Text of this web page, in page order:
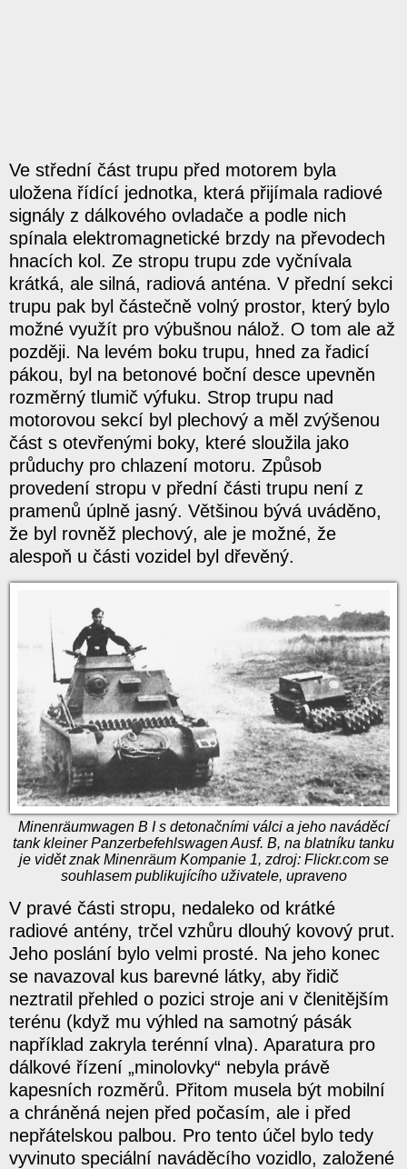
Ve střední část trupu před motorem byla
uložena řídící jednotka, která přijímala radiové
signály z dálkového ovladače a podle nich
spínala elektromagnetické brzdy na převodech
hnacích kol. Ze stropu trupu zde vyčnívala
krátká, ale silná, radiová anténa. V přední sekci
trupu pak byl částečně volný prostor, který bylo
možné využít pro výbušnou nálož. O tom ale až
později. Na levém boku trupu, hned za řadicí
pákou, byl na betonové boční desce upevněn
rozměrný tlumič výfuku. Strop trupu nad
motorovou sekcí byl plechový a měl zvýšenou
část s otevřenými boky, které sloužila jako
průduchy pro chlazení motoru. Způsob
provedení stropu v přední části trupu není z
pramenů úplně jasný. Většinou bývá uváděno,
že byl rovněž plechový, ale je možné, že
alespoň u části vozidel byl dřevěný.
Minenräumwagen B I s detonačními válci a jeho naváděcí
tank kleiner Panzerbefehlswagen Ausf. B, na blatníku tanku
je vidět znak Minenräum Kompanie 1, zdroj: Flickr.com se
souhlasem publikujícího uživatele, upraveno
V pravé části stropu, nedaleko od krátké
radiové antény, trčel vzhůru dlouhý kovový prut.
Jeho poslání bylo velmi prosté. Na jeho konec
se navazoval kus barevné látky, aby řidič
neztratil přehled o pozici stroje ani v členitějším
terénu (když mu výhled na samotný pásák
například zakryla terénní vlna). Aparatura pro
dálkové řízení „minolovky“ nebyla právě
kapesních rozměrů. Přitom musela být mobilní
a chráněná nejen před počasím, ale i před
nepřátelskou palbou. Pro tento účel bylo tedy
vyvinuto speciální naváděcího vozidlo, založené